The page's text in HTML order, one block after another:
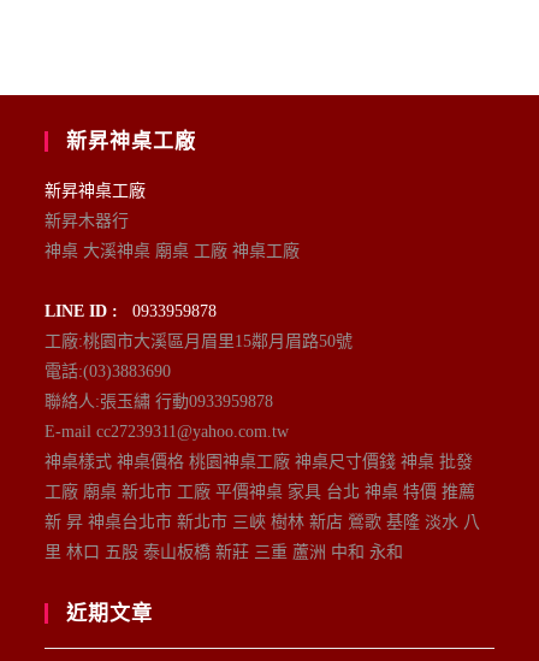
新昇神桌工廠
新昇神桌工廠
新昇木器行
神桌 大溪神桌 廟桌 工廠 神桌工廠
LINE ID :
0933959878
工廠:桃園市大溪區月眉里15鄰月眉路50號
電話:(03)3883690
聯絡人:張玉繡 行動0933959878
E-mail cc27239311@yahoo.com.tw
神桌樣式 神桌價格 桃園神桌工廠 神桌尺寸價錢 神桌 批發
工廠 廟桌 新北市 工廠 平價神桌 家具 台北 神桌 特價 推薦
新 昇 神桌台北市 新北市 三峽 樹林 新店 鶯歌 基隆 淡水 八
里 林口 五股 泰山板橋 新莊 三重 蘆洲 中和 永和
近期文章